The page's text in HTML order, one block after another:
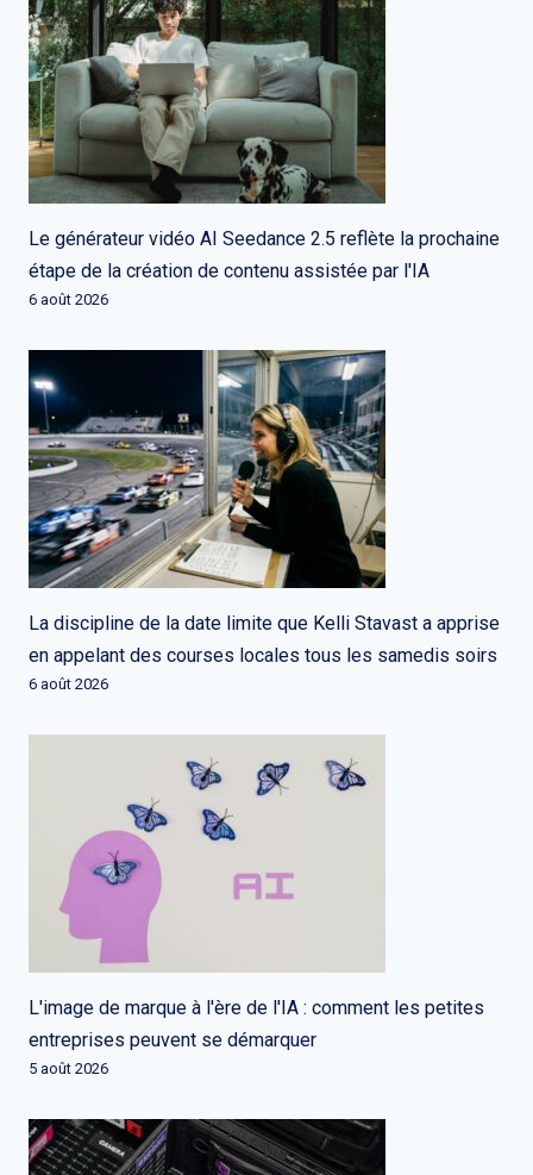
Le générateur vidéo AI Seedance 2.5 reflète la prochaine
étape de la création de contenu assistée par l'IA
6 août 2026
La discipline de la date limite que Kelli Stavast a apprise
en appelant des courses locales tous les samedis soirs
6 août 2026
L'image de marque à l'ère de l'IA : comment les petites
entreprises peuvent se démarquer
5 août 2026